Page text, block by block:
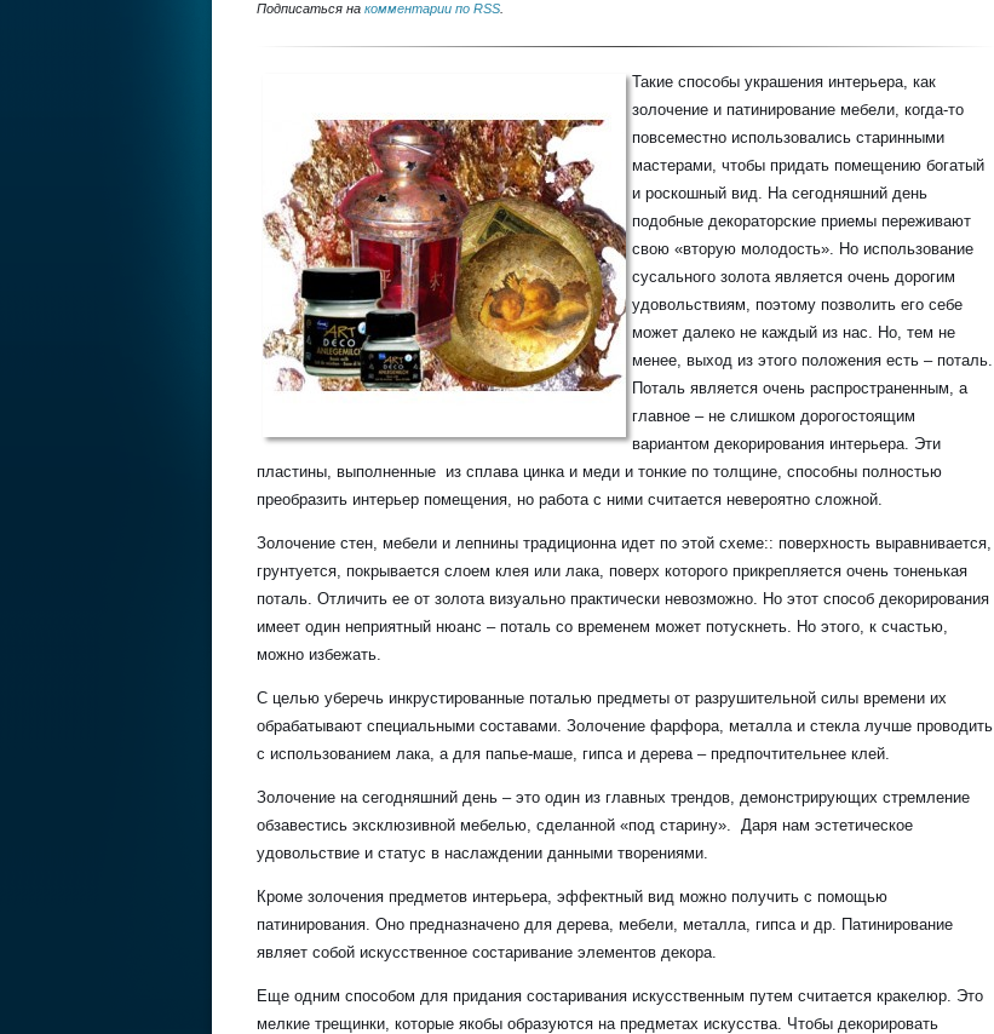
Подписаться на комментарии по RSS
Такие способы украшения интерьера, как
золочение и патинирование мебели, когда-то
повсеместно использовались старинными
мастерами, чтобы придать помещению богатый
и роскошный вид. На сегодняшний день
подобные декораторские приемы переживают
свою «вторую молодость». Но использование
сусального золота является очень дорогим
удовольствиям, поэтому позволить его себе
может далеко не каждый из нас. Но, тем не
менее, выход из этого положения есть – поталь.
Поталь является очень распространенным, а
главное – не слишком дорогостоящим
вариантом декорирования интерьера. Эти
пластины, выполненные из сплава цинка и меди и тонкие по толщине, способны полностью
преобразить интерьер помещения, но работа с ними считается невероятно сложной.
Золочение стен, мебели и лепнины традиционна идет по этой схеме:: поверхность выравнивается,
грунтуется, покрывается слоем клея или лака, поверх которого прикрепляется очень тоненькая
поталь. Отличить ее от золота визуально практически невозможно. Но этот способ декорирования
имеет один неприятный нюанс – поталь со временем может потускнеть. Но этого, к счастью,
можно избежать.
С целью уберечь инкрустированные поталью предметы от разрушительной силы времени их
обрабатывают специальными составами. Золочение фарфора, металла и стекла лучше проводить
с использованием лака, а для папье-маше, гипса и дерева – предпочтительнее клей.
Золочение на сегодняшний день – это один из главных трендов, демонстрирующих стремление
обзавестись эксклюзивной мебелью, сделанной «под старину». Даря нам эстетическое
удовольствие и статус в наслаждении данными творениями.
Кроме золочения предметов интерьера, эффектный вид можно получить с помощью
патинирования. Оно предназначено для дерева, мебели, металла, гипса и др. Патинирование
являет собой искусственное состаривание элементов декора.
Еще одним способом для придания состаривания искусственным путем считается кракелюр. Это
мелкие трещинки, которые якобы образуются на предметах искусства. Чтобы декорировать